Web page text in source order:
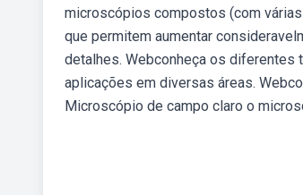
microscópios compostos (com
que permitem aumentar
detalhes. Webconheça os
aplicações em diversas áreas.
Microscópio de campo claro o